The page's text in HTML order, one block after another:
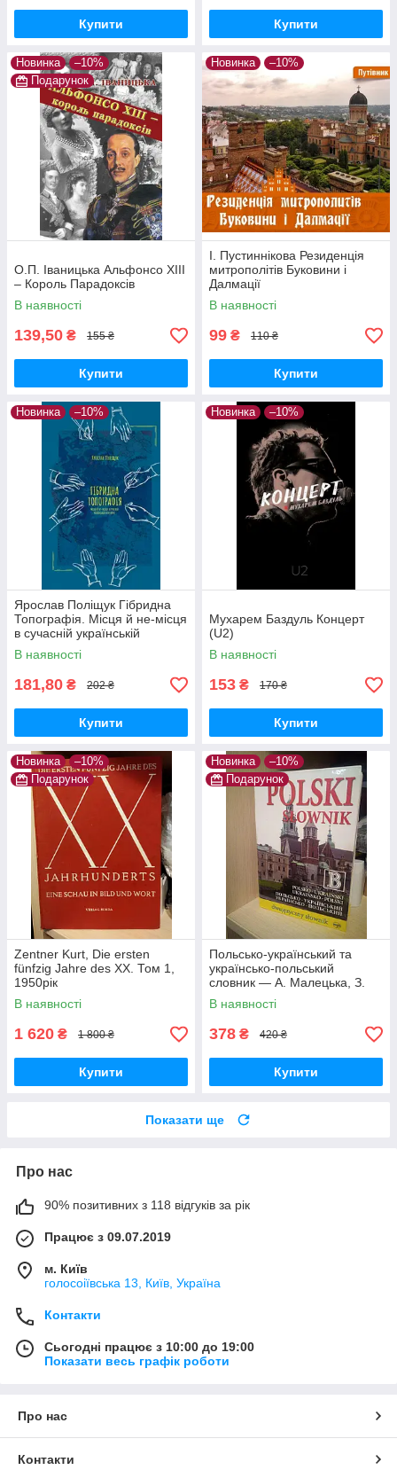
Купити Купити
Новинка
–10%
Подарунок
О.П. Іваницька Альфонсо ХІІІ
– Король Парадоксів
В наявності
139,50 ₴ 155 ₴
Купити
Новинка –10%
І. Пустиннікова Резиденція
митрополітів Буковини і
Далмації
В наявності
99 ₴ 110 ₴
Купити
Новинка –10%
Ярослав Поліщук Гібридна
Топографія. Місця й не-місця
в сучасній українській
літературі
В наявності
181,80 ₴ 202 ₴
Купити
Новинка –10%
Мухарем Баздуль Концерт
(U2)
В наявності
153 ₴ 170 ₴
Купити
Новинка
–10%
Подарунок
Zentner Kurt, Die ersten
fünfzig Jahre des XX. Том 1,
1950рік
В наявності
1 620 ₴ 1 800 ₴
Купити
Новинка
–10%
Подарунок
Польсько-український та
українсько-польський
словник — А. Малецька, З.
Ландовські (100 000 слів,
Тверда обкладинка)
В наявності
378 ₴ 420 ₴
Купити
Показати ще
Про нас
90% позитивних з 118 відгуків за рік
Працює з 09.07.2019
м. Київ
голосоіївська 13, Київ, Україна
Контакти
Сьогодні працює з 10:00 до 19:00
Показати весь графік роботи
Про нас
Контакти